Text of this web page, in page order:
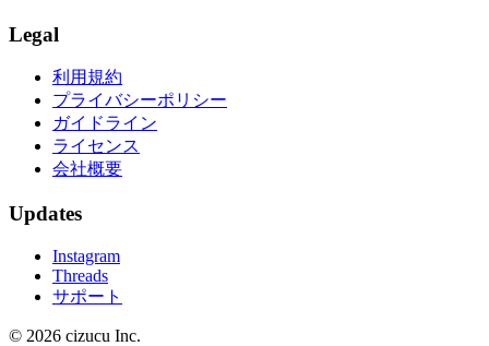
Legal
利用規約
プライバシーポリシー
ガイドライン
ライセンス
会社概要
Updates
Instagram
Threads
サポート
© 2026 cizucu Inc.